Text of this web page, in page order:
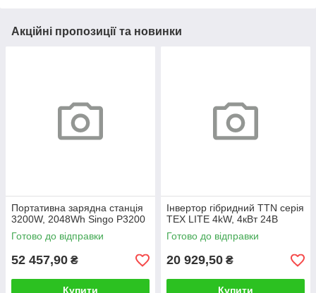
Акційні пропозиції та новинки
Портативна зарядна станція
3200W, 2048Wh Singo P3200
Готово до відправки
52 457,90 ₴
Купити
Інвертор гібридний TTN серія
TEX LITE 4kW, 4кВт 24В
Готово до відправки
20 929,50 ₴
Купити